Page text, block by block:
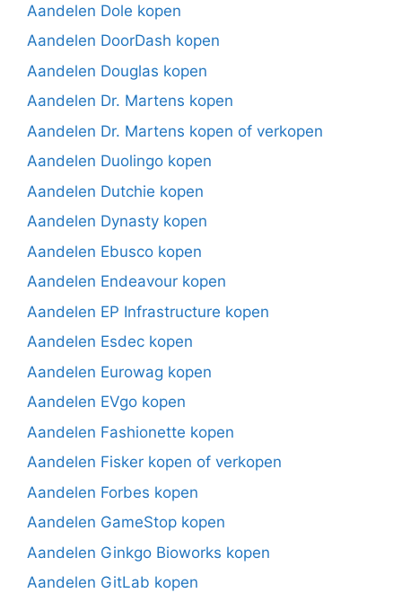
Aandelen Dole kopen
Aandelen DoorDash kopen
Aandelen Douglas kopen
Aandelen Dr. Martens kopen
Aandelen Dr. Martens kopen of verkopen
Aandelen Duolingo kopen
Aandelen Dutchie kopen
Aandelen Dynasty kopen
Aandelen Ebusco kopen
Aandelen Endeavour kopen
Aandelen EP Infrastructure kopen
Aandelen Esdec kopen
Aandelen Eurowag kopen
Aandelen EVgo kopen
Aandelen Fashionette kopen
Aandelen Fisker kopen of verkopen
Aandelen Forbes kopen
Aandelen GameStop kopen
Aandelen Ginkgo Bioworks kopen
Aandelen GitLab kopen